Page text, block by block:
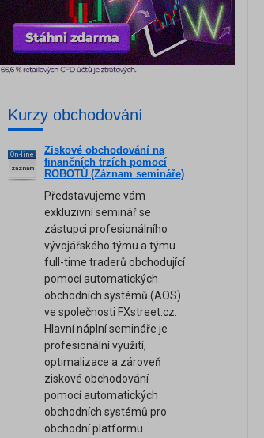
Kurzy obchodování
On-line
záznam
Ziskové obchodování na
finančních trzích pomocí
ROBOTŮ (Záznam semináře)
Představujeme vám
exkluzivní seminář se
zástupci profesionálního
vývojářského týmu a týmu
full-time traderů obchodující
pomocí automatických
obchodních systémů (AOS)
ve společnosti FXstreet.cz.
Hlavní náplní semináře je
profesionální využití,
optimalizace a zároveň
ziskové obchodování
pomocí automatických
obchodních systémů pro
obchodní platformu